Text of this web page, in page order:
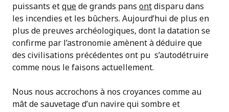
puissants etquede grands pans ontdisparu dans
les incendies et les bûchers. Aujourd’hui de plus en
plus de preuves archéologiques, dont la datation se
confirme par l’astronomie amènent à déduire que
des civilisations précédentes ont pu s’autodétruire
comme nous le faisons actuellement.
Nous nous accrochons à nos croyances comme au
mât de sauvetage d’un navire qui sombre et